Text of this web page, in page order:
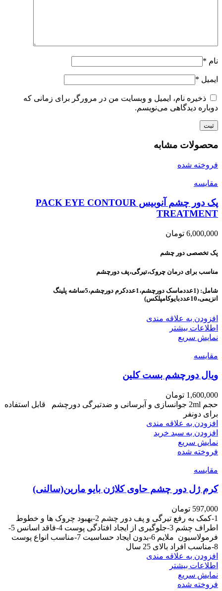
نام *
ایمیل *
ذخیره نام، ایمیل و وبسایت من در مرورگر برای زمانی که
دوباره دیدگاهی می‌نویسم.
محصولات مشابه
فروخته شده
مقايسه
پک دور چشم آنوبیس PACK EYE CONTOUR
TREATMENT
6,000,000 تومان
پک تخصصی دور چشم
مناسب برای درمان چروک،تیرگی،پف دورچشم
شامل: (1عددماسک دورچشم،1عددکرم دورچشم،5ساشه پلینگ
انزیمی،10عددبایوکامپلکس)
افزودن به علاقه مندی
اطلاعات بیشتر
نمایش سریع
مقايسه
ویال دورچشم بست کلین
1,600,000 تومان
حجم 2ml جوانسازی و آبرسانی و ضدتیرگی دورچشم قابل استفاده
برای دونفر
افزودن به علاقه مندی
افزودن به سبد خرید
نمایش سریع
فروخته شده
مقايسه
کرم ژل دور چشم حاوی کلاژن بایو مارین(سالنی)
597,000 تومان
1-کمک به رفع تیرگی و پف دور چشم 2-بهبود چروک ها و خطوط
اطراف چشم 3-جلوگیری از ایجاد افتادگی پوست 4-فاقد اسانس 5-
فرمولاسیون ملایم 6-بدون ایجاد حساسیت 7-مناسب انواع پوست
8-مناسب افراد بالای 25 سال
افزودن به علاقه مندی
اطلاعات بیشتر
نمایش سریع
فروخته شده